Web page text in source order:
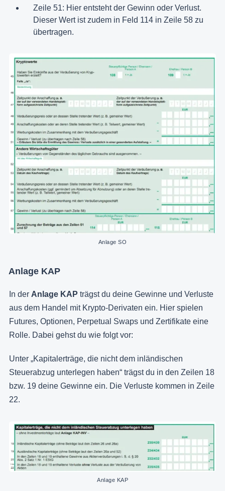
Zeile 51: Hier entsteht der Gewinn oder Verlust.
Dieser Wert ist zudem in Feld 114 in Zeile 58 zu
übertragen.
Anlage SO
Anlage KAP
In der Anlage KAP trägst du deine Gewinne und Verluste
aus dem Handel mit Krypto-Derivaten ein. Hier spielen
Futures, Optionen, Perpetual Swaps und Zertifikate eine
Rolle. Dabei gehst du wie folgt vor:
Unter „Kapitalerträge, die nicht dem inländischen
Steuerabzug unterlegen haben“ trägst du in den Zeilen 18
bzw. 19 deine Gewinne ein. Die Verluste kommen in Zeile
22.
Anlage KAP